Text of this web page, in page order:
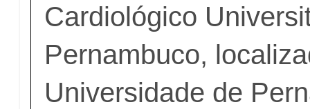
Cardiológico
Pernambuco,
Universidade de